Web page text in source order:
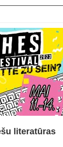
literatūras